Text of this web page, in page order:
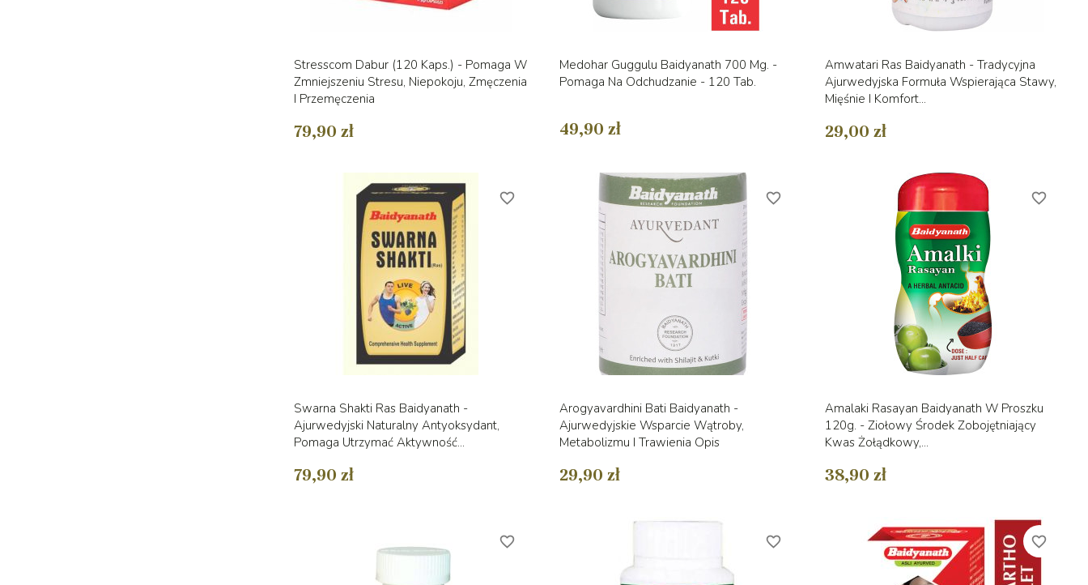
Stresscom Dabur (120 Kaps.) - Pomaga W
Zmniejszeniu Stresu, Niepokoju, Zmęczenia
I Przemęczenia
79,90 zł
Medohar Guggulu Baidyanath 700 Mg. -
Pomaga Na Odchudzanie - 120 Tab.
49,90 zł
Amwatari Ras Baidyanath - Tradycyjna
Ajurwedyjska Formuła Wspierająca Stawy,
Mięśnie I Komfort...
29,00 zł
Swarna Shakti Ras Baidyanath -
Ajurwedyjski Naturalny Antyoksydant,
Pomaga Utrzymać Aktywność...
79,90 zł
favorite_border
Arogyavardhini Bati Baidyanath -
Ajurwedyjskie Wsparcie Wątroby,
Metabolizmu I Trawienia Opis
29,90 zł
favorite_border
Amalaki Rasayan Baidyanath W Proszku
120g. - Ziołowy Środek Zobojętniający
Kwas Żołądkowy,...
38,90 zł
favorite_border
favorite_border favorite_border favorite_border